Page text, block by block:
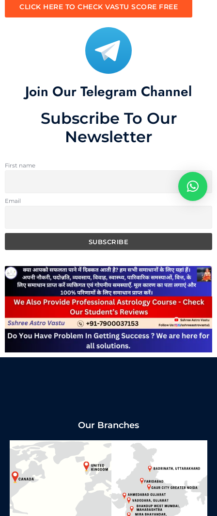
CLICK HERE TO CHECK VASTU SCORE FREE
Join Our Telegram Channel
Subscribe To Our
Newsletter
First name
Email
Our Branches